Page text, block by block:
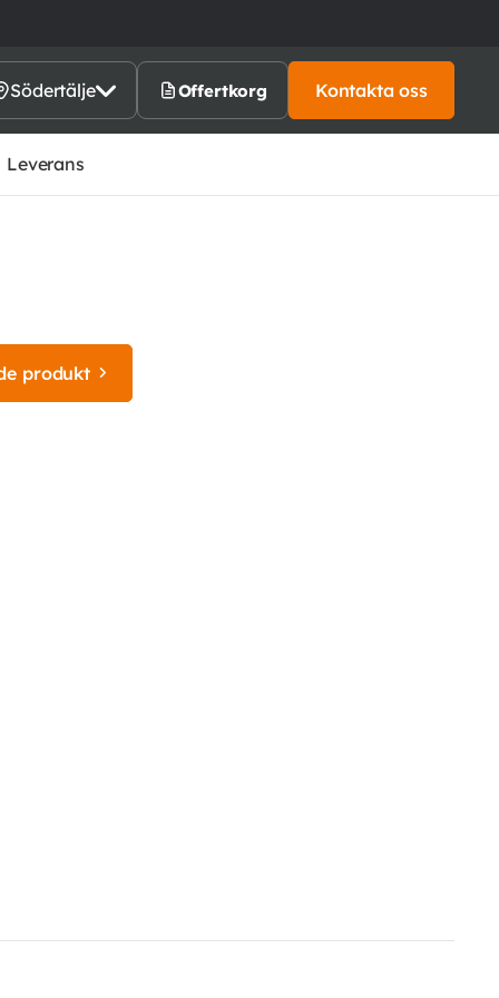
Södertälje Offertkorg Kontakta oss
Leverans
produkt